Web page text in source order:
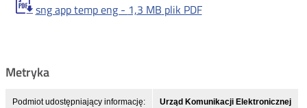
sng app temp eng - 1,3 MB plik PDF
Metryka
Podmiot udostępniający informację: Urząd Komunikacji Elektronicznej